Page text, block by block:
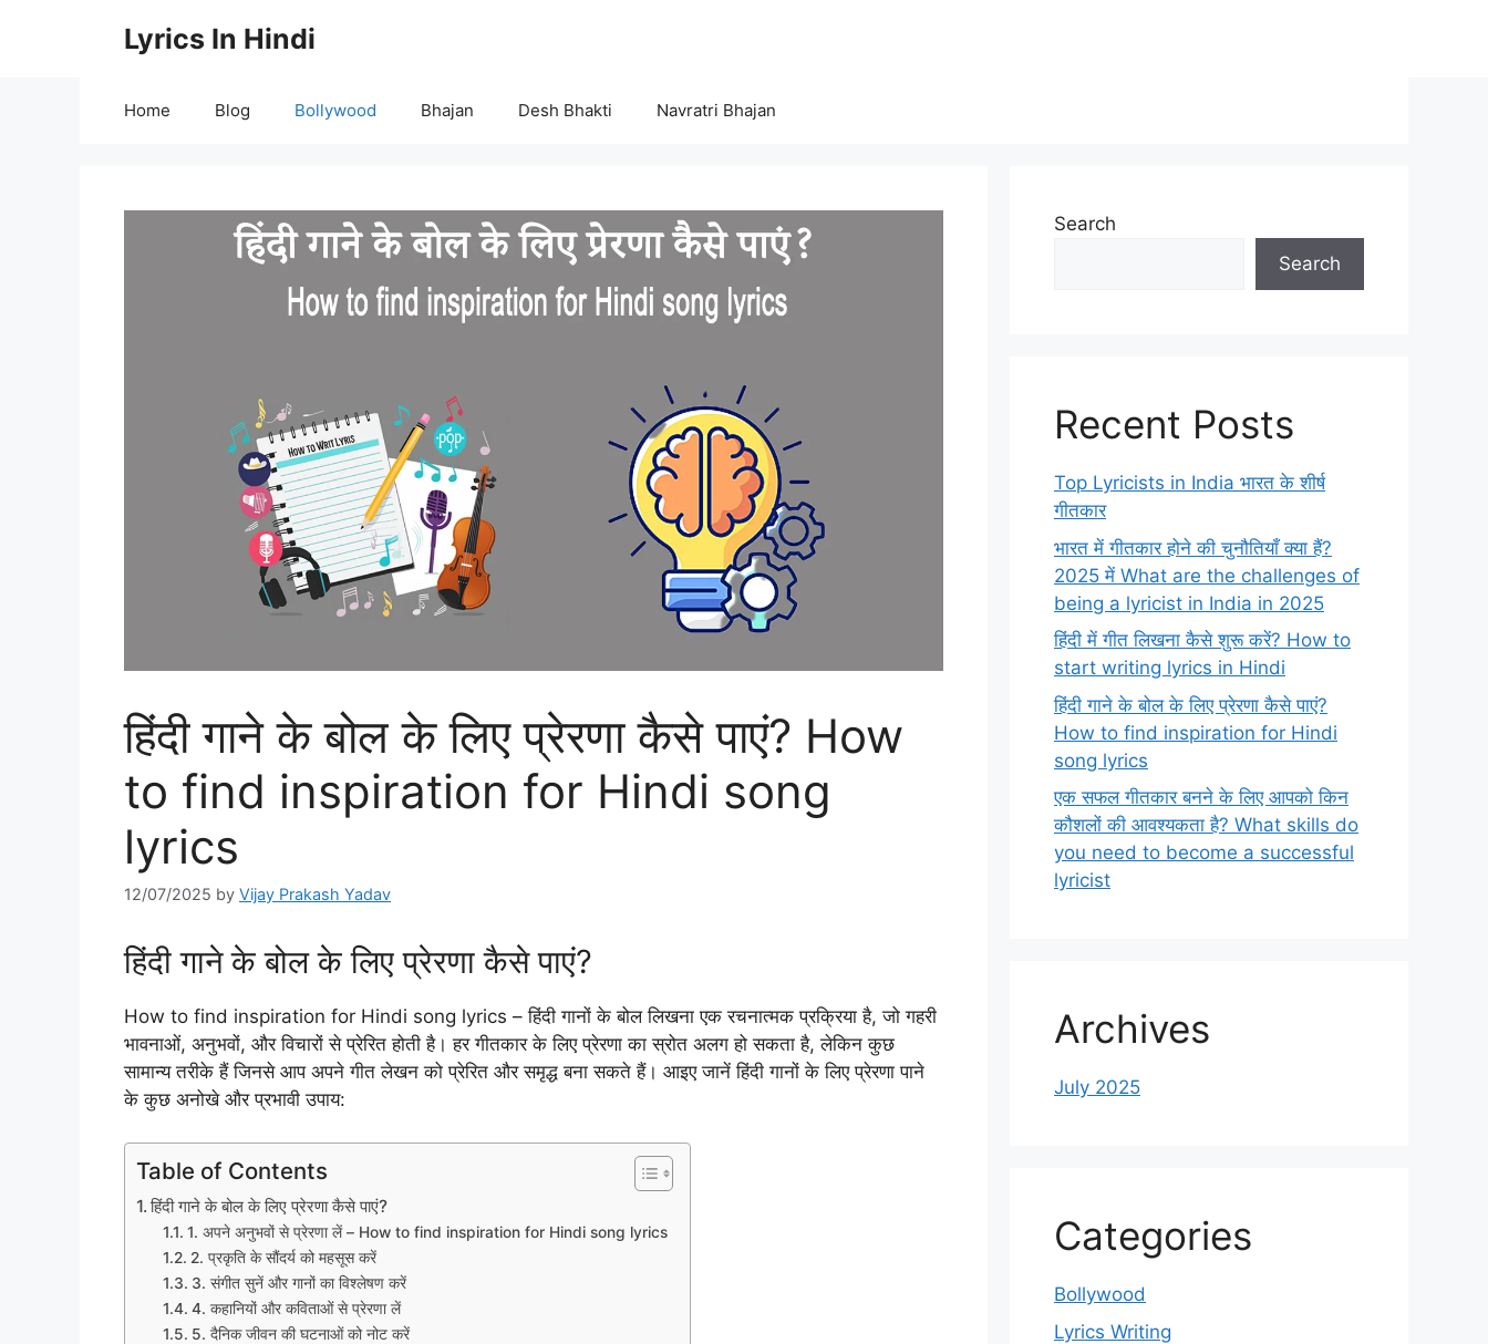
Lyrics In Hindi
Home Blog Bollywood Bhajan Desh Bhakti Navratri Bhajan
हिंदी गाने के बोल के लिए प्रेरणा कैसे पाएं? How
to find inspiration for Hindi song
lyrics
12/07/2025 by Vijay Prakash Yadav
हिंदी गाने के बोल के लिए प्रेरणा कैसे पाएं?
How to find inspiration for Hindi song lyrics – हिंदी गानों के बोल लिखना एक रचनात्मक प्रक्रिया है, जो गहरी
भावनाओं, अनुभवों, और विचारों से प्रेरित होती है। हर गीतकार के लिए प्रेरणा का स्रोत अलग हो सकता है, लेकिन कुछ
सामान्य तरीके हैं जिनसे आप अपने गीत लेखन को प्रेरित और समृद्ध बना सकते हैं। आइए जानें हिंदी गानों के लिए प्रेरणा पाने
के कुछ अनोखे और प्रभावी उपाय:
Table of Contents
हिंदी गाने के बोल के लिए प्रेरणा कैसे पाएं?
1. अपने अनुभवों से प्रेरणा लें – How to find inspiration for Hindi song lyrics
2. प्रकृति के सौंदर्य को महसूस करें
3. संगीत सुनें और गानों का विश्लेषण करें
4. कहानियों और कविताओं से प्रेरणा लें
5. दैनिक जीवन की घटनाओं को नोट करें
Search
Search
Recent Posts
Top Lyricists in India भारत के शीर्ष
गीतकार
भारत में गीतकार होने की चुनौतियाँ क्या हैं?
2025 में What are the challenges of
being a lyricist in India in 2025
हिंदी में गीत लिखना कैसे शुरू करें? How to
start writing lyrics in Hindi
हिंदी गाने के बोल के लिए प्रेरणा कैसे पाएं?
How to find inspiration for Hindi
song lyrics
एक सफल गीतकार बनने के लिए आपको किन
कौशलों की आवश्यकता है? What skills do
you need to become a successful
lyricist
Archives
July 2025
Categories
Bollywood
Lyrics Writing